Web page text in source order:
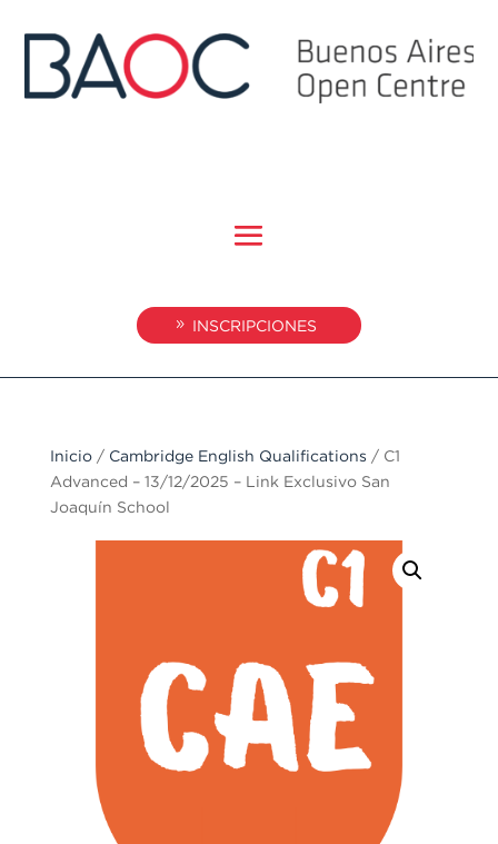
INSCRIPCIONES
Inicio/ Cambridge English Qualifications / C1
Advanced – 13/12/2025 – Link Exclusivo San
Joaquín School